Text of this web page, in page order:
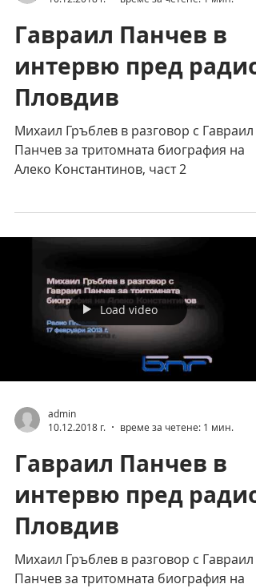
Гавраил Панчев в
интервю пред радио
Пловдив
Михаил Гръблев в разговор с Гавраил
Панчев за тритомната биография на
Алеко Константинов, част 2
Load video
admin
10.12.2018 г.
време за четене: 1 мин.
Гавраил Панчев в
интервю пред радио
Пловдив
Михаил Гръблев в разговор с Гавраил
Панчев за тритомната биография на